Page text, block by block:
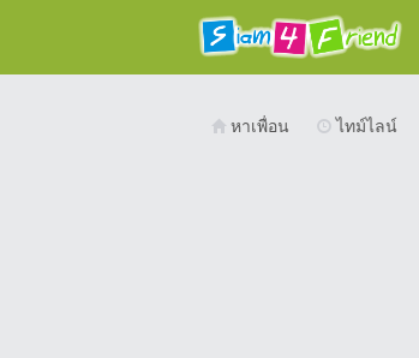
หาเพื่อน ไทม์ไลน์